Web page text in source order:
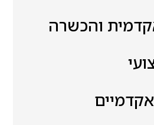
והכשרה